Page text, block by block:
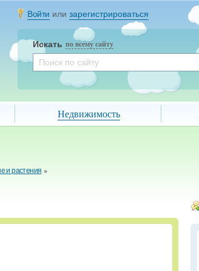
Войти или зарегистрироваться
Искать по всему сайту
Недвижимость
и растения »